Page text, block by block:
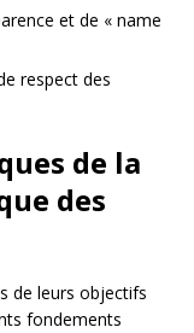
et de « name
respect des
de la
des
de leurs objectifs
fondements